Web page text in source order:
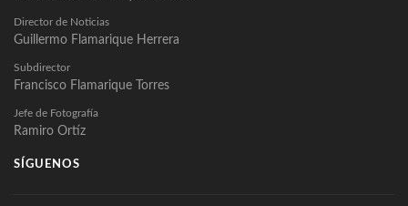
Director de Noticias
Guillermo Flamarique Herrera
Subdirector
Francisco Flamarique Torres
Jefe de Fotografía
Ramiro Ortíz
SÍGUENOS